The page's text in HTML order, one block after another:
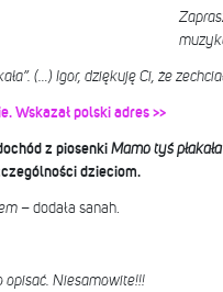
(…) Igor, dziękuję Ci, że
Wskazał polski adres >>
z piosenki Mamo tyś płakała
dzieciom.
– dodała sanah.
opisać. Niesamowite!!!